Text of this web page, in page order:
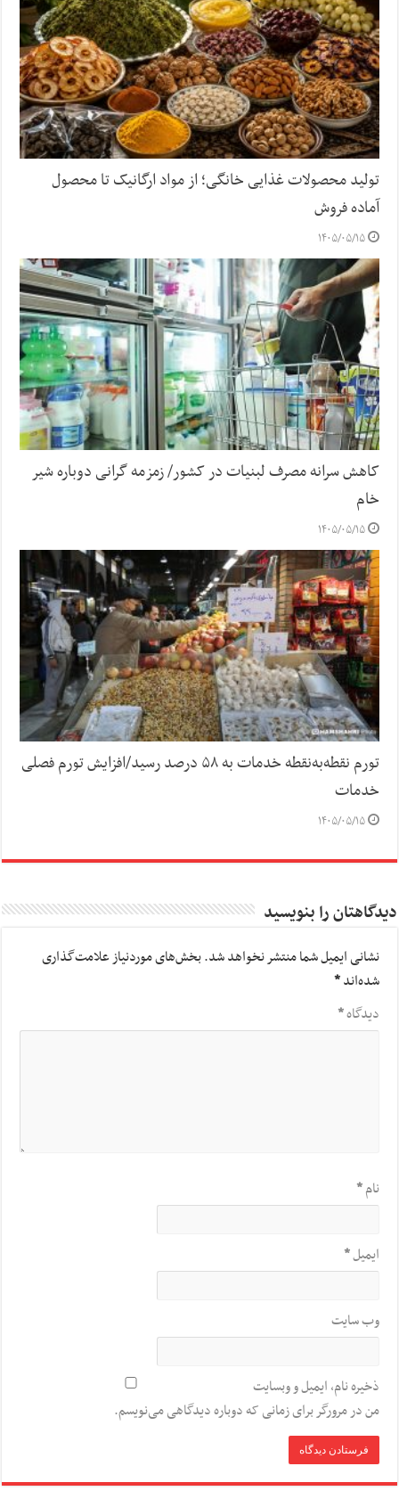
تولید محصولات غذایی خانگی؛ از مواد ارگانیک تا محصول
آماده فروش
۱۴۰۵/۰۵/۱۵
کاهش سرانه مصرف لبنیات در کشور/ زمزمه گرانی دوباره شیر
خام
۱۴۰۵/۰۵/۱۵
تورم نقطه‌به‌نقطه خدمات به ۵۸ درصد رسید/افزایش تورم فصلی
خدمات
۱۴۰۵/۰۵/۱۵
دیدگاهتان را بنویسید
نشانی ایمیل شما منتشر نخواهد شد.بخش‌های موردنیاز علامت‌گذاری
شده‌اند*
دیدگاه*
نام*
ایمیل*
وب‌ سایت
ذخیره نام، ایمیل و وبسایت
من در مرورگر برای زمانی که دوباره دیدگاهی می‌نویسم.